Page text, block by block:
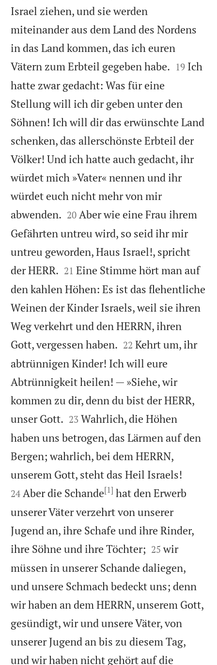
Israel ziehen, und sie werden
miteinander aus dem Land des Nordens
in das Land kommen, das ich euren
Vätern zum Erbteil gegeben habe. 

19 Ich
hatte zwar gedacht: Was für eine
Stellung will ich dir geben unter den
Söhnen! Ich will dir das erwünschte Land
schenken, das allerschönste Erbteil der
Völker! Und ich hatte auch gedacht, ihr
würdet mich »Vater« nennen und ihr
würdet euch nicht mehr von mir
abwenden. 

20 Aber wie eine Frau ihrem
Gefährten untreu wird, so seid ihr mir
untreu geworden, Haus Israel!, spricht
der HERR. 

21 Eine Stimme hört man auf
den kahlen Höhen: Es ist das flehentliche
Weinen der Kinder Israels, weil sie ihren
Weg verkehrt und den HERRN, ihren
Gott, vergessen haben. 

22 Kehrt um, ihr
abtrünnigen Kinder! Ich will eure
Abtrünnigkeit heilen! — »Siehe, wir
kommen zu dir, denn du bist der HERR,
unser Gott. 

23 Wahrlich, die Höhen
haben uns betrogen, das Lärmen auf den
Bergen; wahrlich, bei dem HERRN,
unserem Gott, steht das Heil Israels!
24 Aber die Schande[1] hat den Erwerb
unserer Väter verzehrt von unserer
Jugend an, ihre Schafe und ihre Rinder,
ihre Söhne und ihre Töchter; 

25 wir
müssen in unserer Schande daliegen,
und unsere Schmach bedeckt uns; denn
wir haben an dem HERRN, unserem Gott,
gesündigt, wir und unsere Väter, von
unserer Jugend an bis zu diesem Tag,
und wir haben nicht gehört auf die